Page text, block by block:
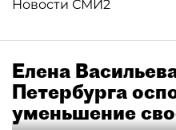
Новости СМИ2
Елена
Петербурга
уменьшение